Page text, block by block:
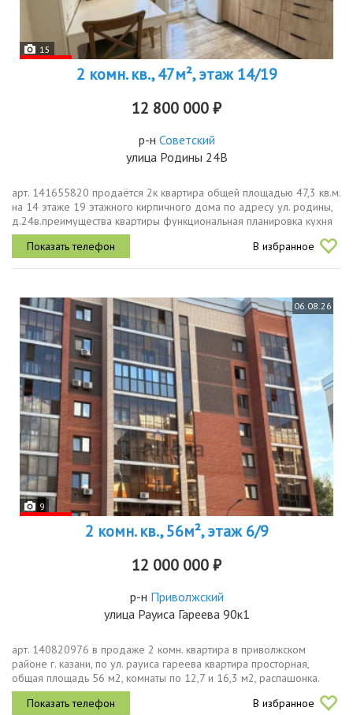
15
2 комн. кв., 47м², этаж 14/19
12 800 000 ₽
р-н Советский
улица Родины 24В
арт. 141655820 продаётся 2к квартира общей площадью 47,3 кв.м.
на 14 этаже 19 этажного кирпичного дома по адресу ул. родины,
д.24в.преимущества квартиры функциональная планировка кухня
9,5 кв.м. с выходом на балкон, 2 изолированные комнаты 13,9 кв....
В избранное
06.08.26
9
2 комн. кв., 56м², этаж 6/9
12 000 000 ₽
р-н Приволжский
улица Рауиса Гареева 90к1
арт. 140820976 в продаже 2 комн. квартира в приволжском
районе г. казани, по ул. рауиса гареева квартира просторная,
общая площадь 56 м2, комнаты по 12,7 и 16,3 м2, распашонка.
дом газифицирован, кирпичный. находится в очень уютном и
укромном месте...
В избранное